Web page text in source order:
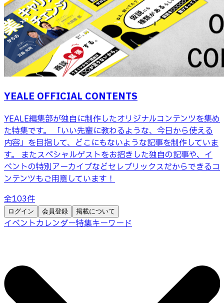
YEALE OFFICIAL CONTENTS
YEALE編集部が独自に制作したオリジナルコンテンツを集め
た特集です。 「いい先輩に教わるような、今日から使える
内容」を目指して、どこにもないような記事を制作していま
す。 またスペシャルゲストをお招きした独自の記事や、イ
ベントの特別アーカイブなどセレブリックスだからできるコ
ンテンツもご用意しています！
全103件
ログイン 会員登録 掲載について
イベントカレンダー特集キーワード